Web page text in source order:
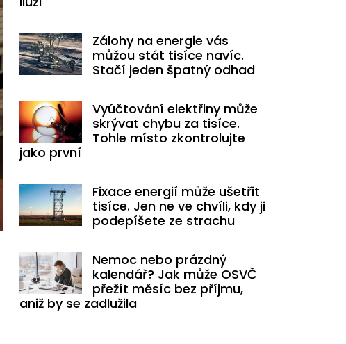
Zálohy na energie vás
můžou stát tisíce navíc.
Stačí jeden špatný odhad
Vyúčtování elektřiny může
skrývat chybu za tisíce.
Tohle místo zkontrolujte
jako první
Fixace energií může ušetřit
tisíce. Jen ne ve chvíli, kdy ji
podepíšete ze strachu
Nemoc nebo prázdný
kalendář? Jak může OSVČ
přežít měsíc bez příjmu,
aniž by se zadlužila